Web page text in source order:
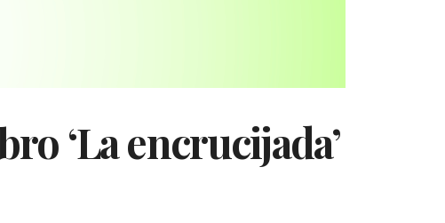
‘La encrucijada’